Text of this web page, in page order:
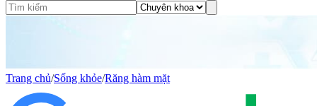
Trang chủ/Sống khỏe/Răng hàm mặt